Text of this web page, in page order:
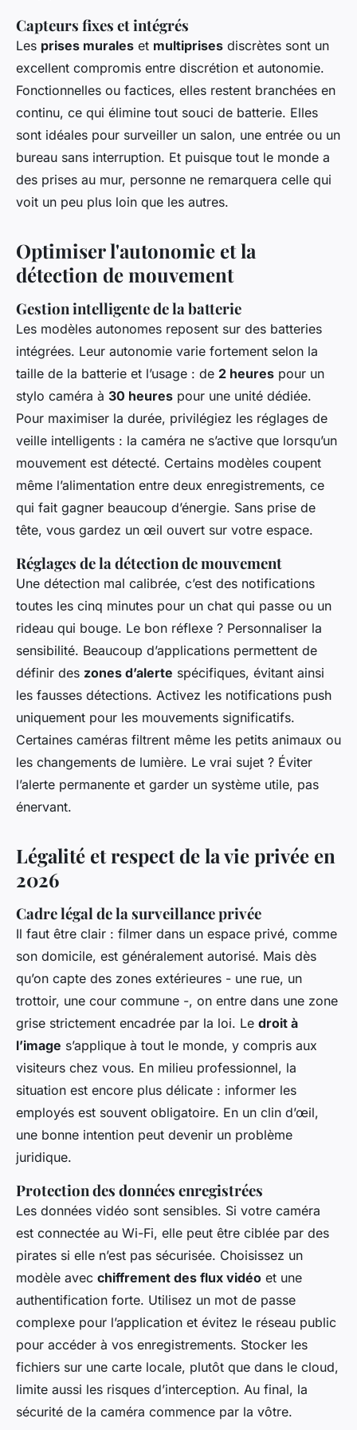
Capteurs fixes et intégrés
Les prises murales et multiprises discrètes sont un
excellent compromis entre discrétion et autonomie.
Fonctionnelles ou factices, elles restent branchées en
continu, ce qui élimine tout souci de batterie. Elles
sont idéales pour surveiller un salon, une entrée ou un
bureau sans interruption. Et puisque tout le monde a
des prises au mur, personne ne remarquera celle qui
voit un peu plus loin que les autres.
Optimiser l'autonomie et la
détection de mouvement
Gestion intelligente de la batterie
Les modèles autonomes reposent sur des batteries
intégrées. Leur autonomie varie fortement selon la
taille de la batterie et l’usage : de 2 heures pour un
stylo caméra à 30 heures pour une unité dédiée.
Pour maximiser la durée, privilégiez les réglages de
veille intelligents : la caméra ne s’active que lorsqu’un
mouvement est détecté. Certains modèles coupent
même l’alimentation entre deux enregistrements, ce
qui fait gagner beaucoup d’énergie. Sans prise de
tête, vous gardez un œil ouvert sur votre espace.
Réglages de la détection de mouvement
Une détection mal calibrée, c’est des notifications
toutes les cinq minutes pour un chat qui passe ou un
rideau qui bouge. Le bon réflexe ? Personnaliser la
sensibilité. Beaucoup d’applications permettent de
définir des zones d’alerte spécifiques, évitant ainsi
les fausses détections. Activez les notifications push
uniquement pour les mouvements significatifs.
Certaines caméras filtrent même les petits animaux ou
les changements de lumière. Le vrai sujet ? Éviter
l’alerte permanente et garder un système utile, pas
énervant.
Légalité et respect de la vie privée en
2026
Cadre légal de la surveillance privée
Il faut être clair : filmer dans un espace privé, comme
son domicile, est généralement autorisé. Mais dès
qu’on capte des zones extérieures - une rue, un
trottoir, une cour commune -, on entre dans une zone
grise strictement encadrée par la loi. Le droit à
l’image s’applique à tout le monde, y compris aux
visiteurs chez vous. En milieu professionnel, la
situation est encore plus délicate : informer les
employés est souvent obligatoire. En un clin d’œil,
une bonne intention peut devenir un problème
juridique.
Protection des données enregistrées
Les données vidéo sont sensibles. Si votre caméra
est connectée au Wi-Fi, elle peut être ciblée par des
pirates si elle n’est pas sécurisée. Choisissez un
modèle avec chiffrement des flux vidéo et une
authentification forte. Utilisez un mot de passe
complexe pour l’application et évitez le réseau public
pour accéder à vos enregistrements. Stocker les
fichiers sur une carte locale, plutôt que dans le cloud,
limite aussi les risques d’interception. Au final, la
sécurité de la caméra commence par la vôtre.